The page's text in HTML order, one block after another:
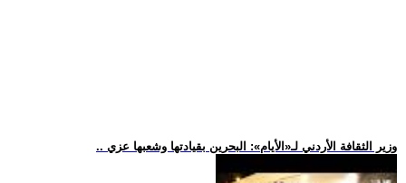
.. وزير الثقافة الأردني لـ«الأيام»: البحرين بقيادتها وشعبها عزي